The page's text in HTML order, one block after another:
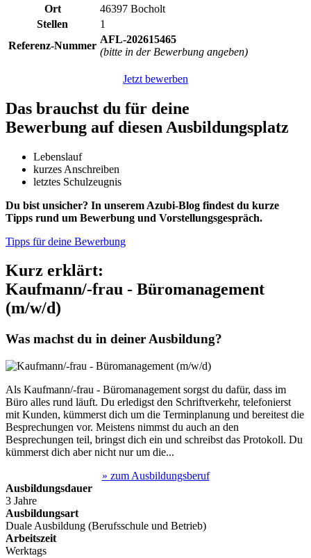
Ort
46397 Bocholt
Stellen
1
Referenz-Nummer
AFL-202615465
(bitte in der Bewerbung angeben)
Jetzt bewerben
Das brauchst du für deine
Bewerbung auf diesen Ausbildungsplatz
Lebenslauf
kurzes Anschreiben
letztes Schulzeugnis
Du bist unsicher? In unserem Azubi-Blog findest du kurze
Tipps rund um Bewerbung und Vorstellungsgespräch.
Tipps für deine Bewerbung
Kurz erklärt:
Kaufmann/-frau - Büromanagement
(m/w/d)
Was machst du in deiner Ausbildung?
Als Kaufmann/-frau - Büromanagement sorgst du dafür, dass im
Büro alles rund läuft. Du erledigst den Schriftverkehr, telefonierst
mit Kunden, kümmerst dich um die Terminplanung und bereitest die
Besprechungen vor. Meistens nimmst du auch an den
Besprechungen teil, bringst dich ein und schreibst das Protokoll. Du
kümmerst dich aber nicht nur um die...
» zum Ausbildungsberuf
Ausbildungsdauer
3 Jahre
Ausbildungsart
Duale Ausbildung (Berufsschule und Betrieb)
Arbeitszeit
Werktags